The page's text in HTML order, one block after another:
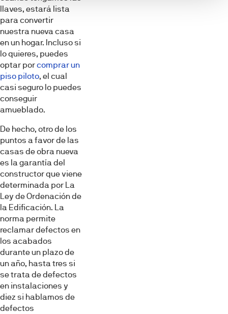
llaves, estará lista
para convertir
nuestra nueva casa
en un hogar. Incluso si
lo quieres, puedes
optar porcomprar un
piso piloto, el cual
casi seguro lo puedes
conseguir
amueblado.
De hecho, otro de los
puntos a favor de las
casas de obra nueva
es la garantía del
constructor que viene
determinada por La
Ley de Ordenación de
la Edificación. La
norma permite
reclamar defectos en
los acabados
durante un plazo de
un año, hasta tres si
se trata de defectos
en instalaciones y
diez si hablamos de
defectos